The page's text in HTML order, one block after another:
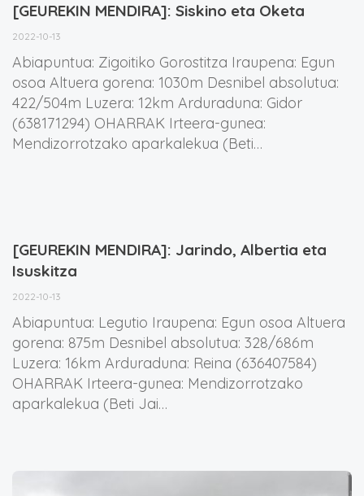
[GEUREKIN MENDIRA]: Siskino eta Oketa
2022-10-13
Abiapuntua: Zigoitiko Gorostitza Iraupena: Egun
osoa Altuera gorena: 1030m Desnibel absolutua:
422/504m Luzera: 12km Arduraduna: Gidor
(638171294) OHARRAK Irteera-gunea:
Mendizorrotzako aparkalekua (Beti…
[GEUREKIN MENDIRA]: Jarindo, Albertia eta
Isuskitza
2022-10-13
Abiapuntua: Legutio Iraupena: Egun osoa Altuera
gorena: 875m Desnibel absolutua: 328/686m
Luzera: 16km Arduraduna: Reina (636407584)
OHARRAK Irteera-gunea: Mendizorrotzako
aparkalekua (Beti Jai…